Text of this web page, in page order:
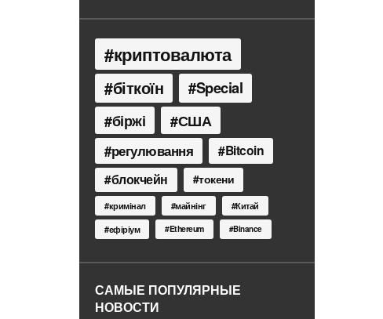
криптовалюта
біткоїн Special
біржі США
регулювання Bitcoin
блокчейн токени
кримінал майнінг
Китай
ефіріум
Ethereum Binance
САМЫЕ ПОПУЛЯРНЫЕ
НОВОСТИ